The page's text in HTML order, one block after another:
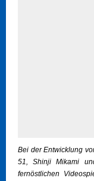
Bei der Entwicklung
51, Shinji Mikami
fernöstlichen